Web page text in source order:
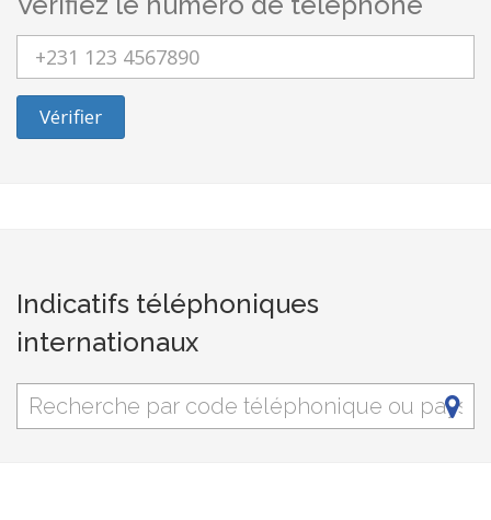
Vérifier
Indicatifs téléphoniques
internationaux